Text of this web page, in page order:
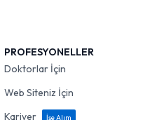
PROFESYONELLER
Doktorlar İçin
Web Siteniz İçin
Kariyer
İşe Alım